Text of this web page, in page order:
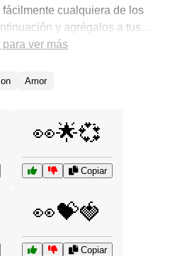
cualquiera de los
y agrégalos a tus
personalizado. Hemos
populares. ¿Buscas más?
para ver más
Amor
👀🌟💞
Copiar
👀💝🍓
Copiar